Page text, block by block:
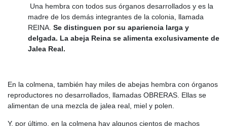
Una hembra con todos sus órganos desarrollados y es la
madre de los demás integrantes de la colonia, llamada
REINA. Se distinguen por su apariencia larga y
delgada. La abeja Reina se alimenta exclusivamente de
Jalea Real.
En la colmena, también hay miles de abejas hembra con órganos
reproductores no desarrollados, llamadas OBRERAS. Ellas se
alimentan de una mezcla de jalea real, miel y polen.
Y, por último, en la colmena hay algunos cientos de machos